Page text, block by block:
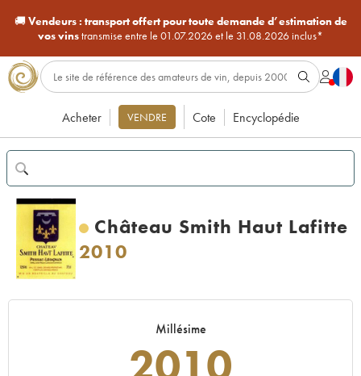
🚚Vendeurs : transport offert pour toute demande d’estimation de
vos vinstransmise entre le 01.07.2026 et le 31.08.2026 inclus*
Acheter VENDRE Cote Encyclopédie
Château Smith Haut Lafitte
2010
Millésime